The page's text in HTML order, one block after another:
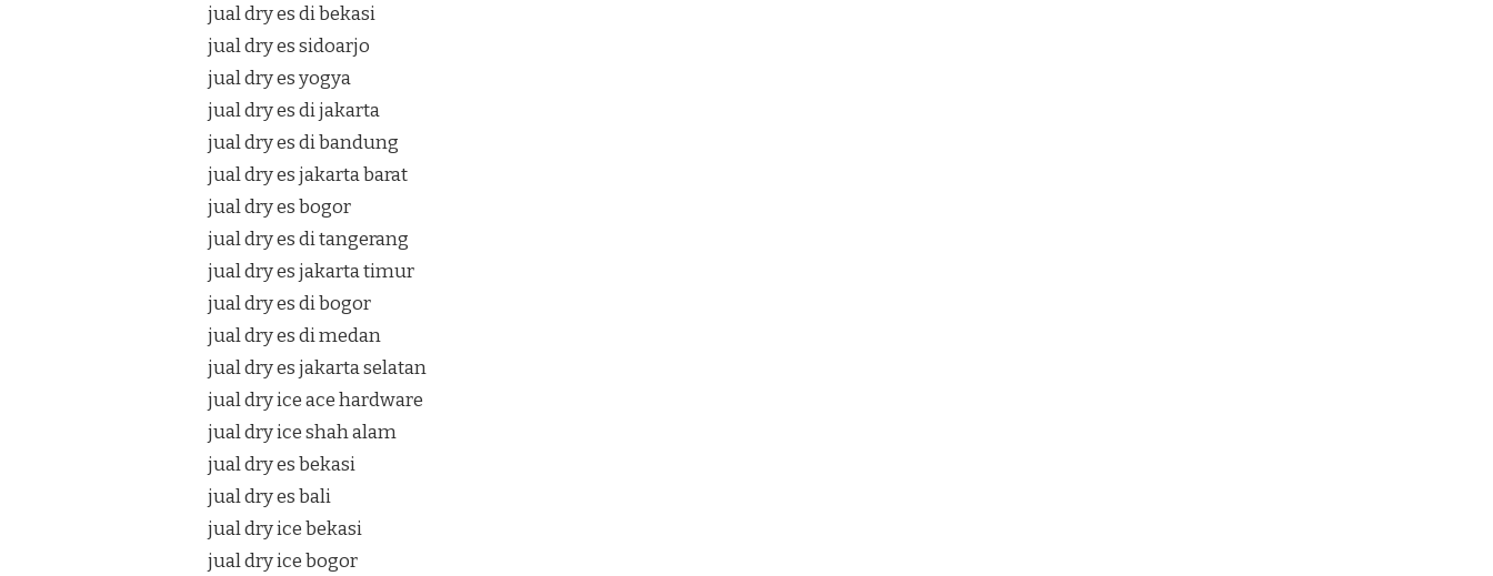
jual dry es di bekasi
jual dry es sidoarjo
jual dry es yogya
jual dry es di jakarta
jual dry es di bandung
jual dry es jakarta barat
jual dry es bogor
jual dry es di tangerang
jual dry es jakarta timur
jual dry es di bogor
jual dry es di medan
jual dry es jakarta selatan
jual dry ice ace hardware
jual dry ice shah alam
jual dry es bekasi
jual dry es bali
jual dry ice bekasi
jual dry ice bogor